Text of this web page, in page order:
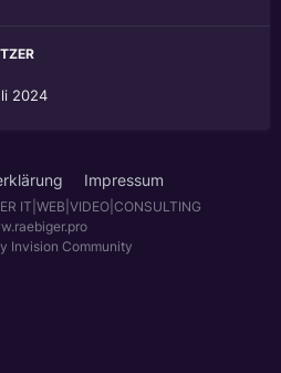
2024
Impressum
IT|WEB|VIDEO|CONSULTING
Invision Community